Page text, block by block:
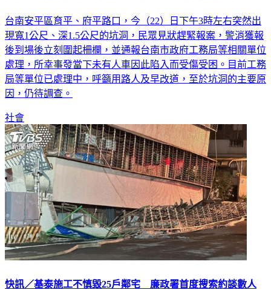
台南安平區育平、府平路口，今（22）日下午3時左右突然出
現寬1公尺、深1.5公尺的坑洞，民眾見狀趕緊報案，警消獲報
後到場後立刻圍起柵欄，並通報台南市政府工務局等相關單位
處理，所幸事發當下未有人車因此陷入而受傷受困。目前工務
局等單位已處理中，呼籲用路人及早改道，至於坑洞的主要原
因，仍待調查。
社會
快訊／基泰施工不慎毀25戶鄰宅 廉政署首度搜索約談數人